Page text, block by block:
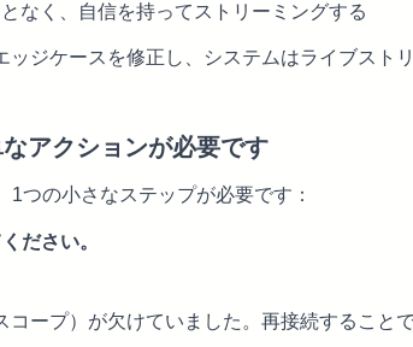
なく、自信を持ってストリーミングする
ジケースを修正し、システムはライブスト
アクションが必要です
つの小さなステップが必要です：
ださい。
ープ）が欠けていました。再接続すること